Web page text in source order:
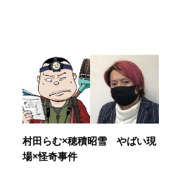
村田らむ×穂積昭雪 やばい現
場×怪奇事件